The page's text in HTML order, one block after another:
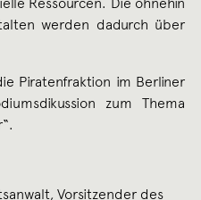
werden dadurch über
Piratenfraktion im Berliner
zum Thema
Vorsitzender des